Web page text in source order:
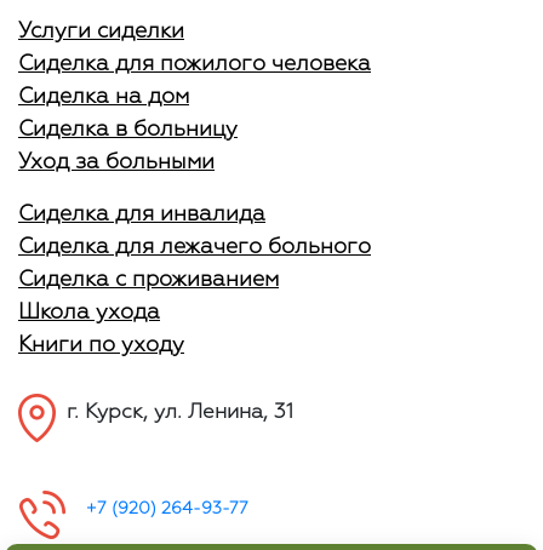
Услуги сиделки
Сиделка для пожилого человека
Сиделка на дом
Сиделка в больницу
Уход за больными
Сиделка для инвалида
Сиделка для лежачего больного
Сиделка с проживанием
Школа ухода
Книги по уходу
г. Курск, ул. Ленина, 31
+7 (920) 264-93-77